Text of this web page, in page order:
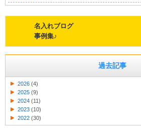
名入れブログ
事例集♪
過去記事
2026 (4)
2025 (9)
2024 (11)
2023 (10)
2022 (30)